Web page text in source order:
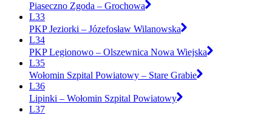
Piaseczno Zgoda – Grochowa
L33
PKP Jeziorki – Józefosław Wilanowska
L34
PKP Legionowo – Olszewnica Nowa Wiejska
L35
Wołomin Szpital Powiatowy – Stare Grabie
L36
Lipinki – Wołomin Szpital Powiatowy
L37